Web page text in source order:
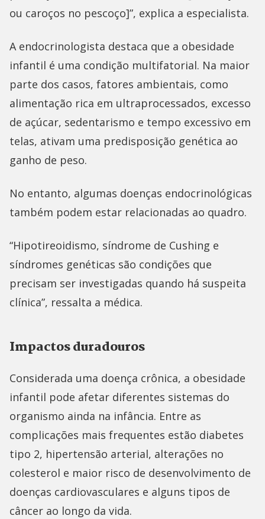
ou caroços no pescoço]”, explica a especialista.
A endocrinologista destaca que a obesidade
infantil é uma condição multifatorial. Na maior
parte dos casos, fatores ambientais, como
alimentação rica em ultraprocessados, excesso
de açúcar, sedentarismo e tempo excessivo em
telas, ativam uma predisposição genética ao
ganho de peso.
No entanto, algumas doenças endocrinológicas
também podem estar relacionadas ao quadro.
“Hipotireoidismo, síndrome de Cushing e
síndromes genéticas são condições que
precisam ser investigadas quando há suspeita
clínica”, ressalta a médica.
Impactos duradouros
Considerada uma doença crônica, a obesidade
infantil pode afetar diferentes sistemas do
organismo ainda na infância. Entre as
complicações mais frequentes estão diabetes
tipo 2, hipertensão arterial, alterações no
colesterol e maior risco de desenvolvimento de
doenças cardiovasculares e alguns tipos de
câncer ao longo da vida.